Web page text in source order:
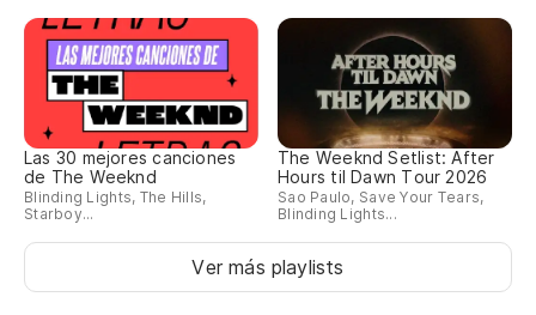
Las 30 mejores canciones
de The Weeknd
Blinding Lights, The Hills,
Starboy...
The Weeknd Setlist: After
Hours til Dawn Tour 2026
Sao Paulo, Save Your Tears,
Blinding Lights...
Ver más playlists